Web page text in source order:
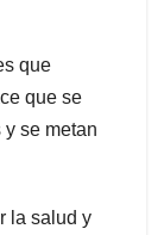
que
que se
se metan
la salud y